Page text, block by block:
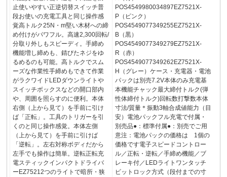
止使いやすい正逆切替スイッチ普
段お使いの充電工具と同じ操作感
覚高トルク25N・m堅い木材への締
め付けがパワフル。高速2,300回転/
分取り外しもスピーディ。手締め
機能増し締めも、錆びたネジをゆ
るめるのも可能。高トルクでスム
ーズな作業性手締めもできて作業
がラクワイドLEDダウンライトや
スイッチボックスなどの開口部内
や、周囲を照らすのに便利。本体
右側（上から見て）を手前に引け
ば「正転」。工具のトリガーを引
くのと同じ操作感覚。本体左側
（上から見て）を手前に引けば
「逆転」。左右対称ボディだから
左手でも操作は簡単。逆転正転充
電スティックインパクトドライバ
ーEZ75212つのライトで暗所・狭
POS4549980034897EZ7521X-
P（ピンク）
POS4549077349255EZ7521X-
B（黒）
POS4549077349279EZ7521X-
R（赤）
POS4549077349262EZ7521X-
H（グレー）ケース・充電器・電池
パックは別売7.2V本体のみ充電基
本機能チャック最大締付トルク(弾
性体締付トルク)回転数打撃数本体
寸法/質量＊振動3軸合成値能力（目
安）電池パックフル充電で付属・
別売品●：標準付属●：別売でご用
意注：電池パックの価格は 1個の
価格です電子スピードコントロー
ル／正転・逆転／手締め機能／ブ
レーキ付／LEDライトワンタッチ
ビットロック方式（段付までの寸